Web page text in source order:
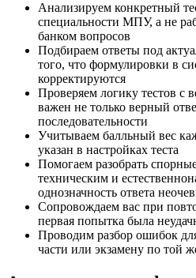
Анализируем конкретный
специальности МПУ, а не
банком вопросов
Подбираем ответы под
того, что формулировки в
корректируются
Проверяем логику тестов с
важен не только верный
последовательности
Учитываем балльный вес
указан в настройках теста
Помогаем разобрать
техническим и
однозначность ответа
Сопровождаем вас при
первая попытка была
Проводим разбор ошибок
части или экзамену по той